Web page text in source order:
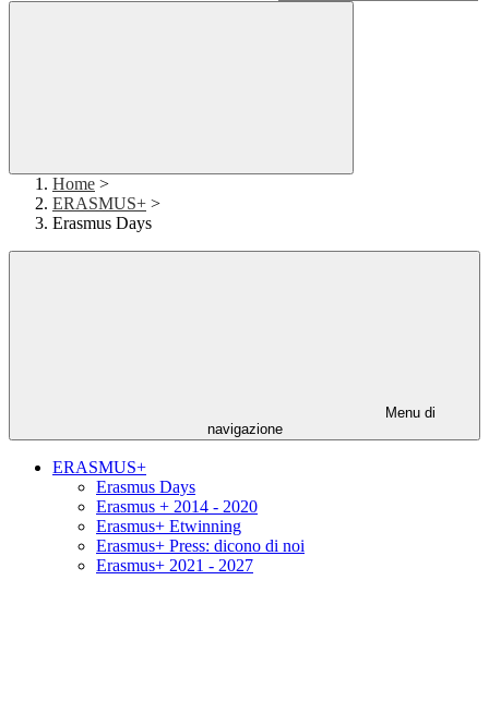
Home >
ERASMUS+ >
Erasmus Days
Menu di
navigazione
ERASMUS+
Erasmus Days
Erasmus + 2014 - 2020
Erasmus+ Etwinning
Erasmus+ Press: dicono di noi
Erasmus+ 2021 - 2027